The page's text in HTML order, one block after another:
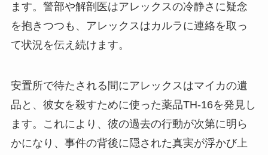
ます。警部や解剖医はアレックスの冷静さに疑念
を抱きつつも、アレックスはカルラに連絡を取っ
て状況を伝え続けます。
安置所で待たされる間にアレックスはマイカの遺
品と、彼女を殺すために使った薬品TH-16を発見し
ます。これにより、彼の過去の行動が次第に明ら
かになり、事件の背後に隠された真実が浮かび上